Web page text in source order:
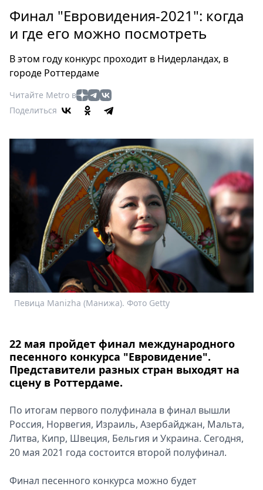
Россия
Мир
Еда
Туризм
Мода
Театр
Афиша
Книги
Выставки
Пресс-
релизы
О
Metro
Стримы
Спецпроекты
Звезды
Выборы
Metro
Финал "Евровидения-2021": когда
и где его можно посмотреть
В этом году конкурс проходит в Нидерландах, в
городе Роттердаме
Читайте Metro в
Поделиться
Певица Manizha (Манижа). Фото Getty
22 мая пройдет финал международного
песенного конкурса "Евровидение".
Представители разных стран выходят на
сцену в Роттердаме.
По итогам первого полуфинала в финал вышли
Россия, Норвегия, Израиль, Азербайджан, Мальта,
Литва, Кипр, Швеция, Бельгия и Украина. Сегодня,
20 мая 2021 года состоится второй полуфинал.
Финал песенного конкурса можно будет